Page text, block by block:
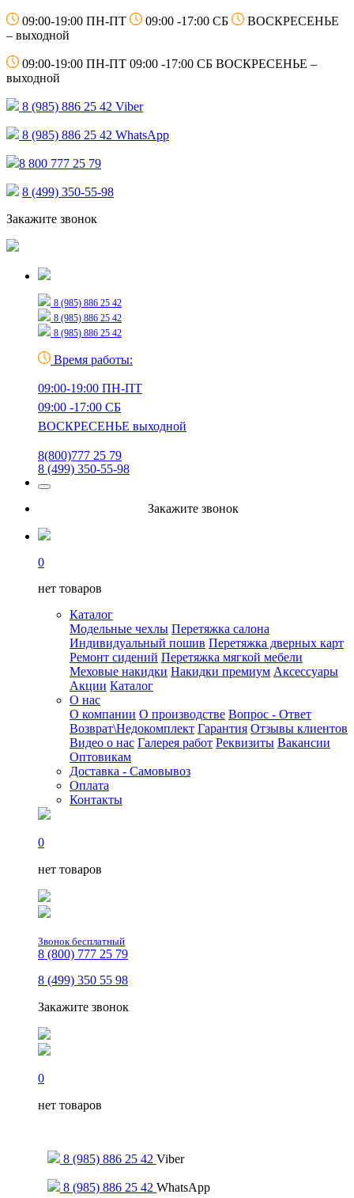
09:00-19:00 ПН-ПТ 09:00 -17:00 СБ
ВОСКРЕСЕНЬЕ
– выходной
09:00-19:00 ПН-ПТ 09:00 -17:00 СБ ВОСКРЕСЕНЬЕ –
выходной
8 (985) 886 25 42 Viber
8 (985) 886 25 42 WhatsApp
8 800 777 25 79
8 (499) 350-55-98
Закажите звонок
8 (985) 886 25 42
8 (985) 886 25 42
8 (985) 886 25 42
Время работы:
09:00-19:00 ПН-ПТ
09:00 -17:00 СБ
ВОСКРЕСЕНЬЕ выходной
8(800)777 25 79
8 (499) 350-55-98
Закажите звонок
0
нет товаров
Каталог
Модельные чехлы Перетяжка салона
Индивидуальный пошив Перетяжка дверных карт
Ремонт сидений Перетяжка мягкой мебели
Меховые накидки Накидки премиум Аксессуары
Акции Каталог
О нас
О компании О производстве Вопрос - Ответ
Возврат\Недокомплект Гарантия Отзывы клиентов
Видео о нас Галерея работ Реквизиты Вакансии
Оптовикам
Доставка - Самовывоз
Оплата
Контакты
0
нет товаров
Звонок бесплатный
8 (800) 777 25 79
8 (499) 350 55 98
Закажите звонок
0
нет товаров
8 (985) 886 25 42 Viber
8 (985) 886 25 42 WhatsApp